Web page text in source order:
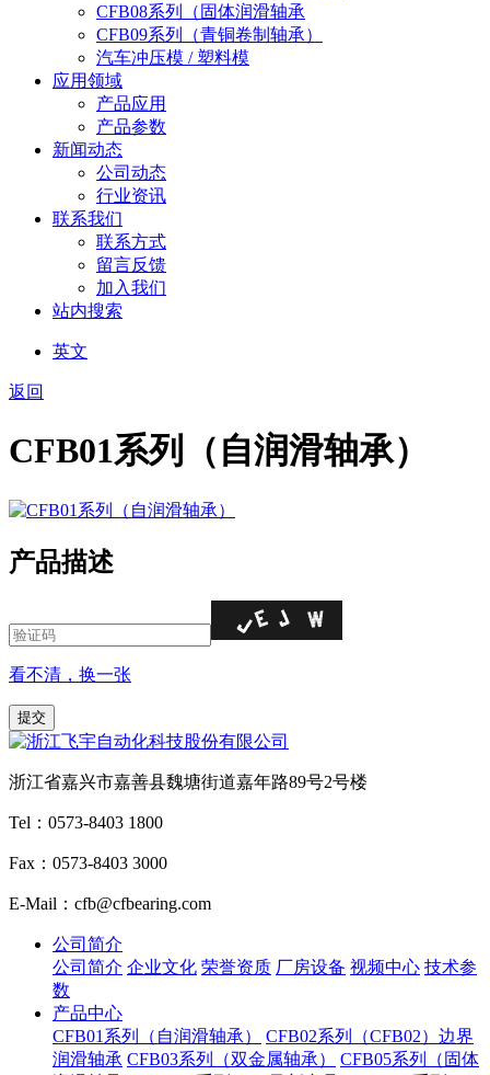
CFB08系列（固体润滑轴承
CFB09系列（青铜卷制轴承）
汽车冲压模 / 塑料模
应用领域
产品应用
产品参数
新闻动态
公司动态
行业资讯
联系我们
联系方式
留言反馈
加入我们
站内搜索
英文
返回
CFB01系列（自润滑轴承）
产品描述
看不清，换一张
浙江省嘉兴市嘉善县魏塘街道嘉年路89号2号楼
Tel：0573-8403 1800
Fax：0573-8403 3000
E-Mail：cfb@cfbearing.com
公司简介
公司简介 企业文化 荣誉资质 厂房设备 视频中心 技术参
数
产品中心
CFB01系列（自润滑轴承）
CFB02系列（CFB02）边界
润滑轴承 CFB03系列（双金属轴承）
CFB05系列（固体